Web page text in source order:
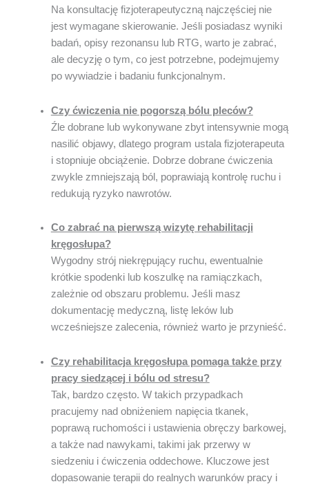
Na konsultację fizjoterapeutyczną najczęściej nie
jest wymagane skierowanie. Jeśli posiadasz wyniki
badań, opisy rezonansu lub RTG, warto je zabrać,
ale decyzję o tym, co jest potrzebne, podejmujemy
po wywiadzie i badaniu funkcjonalnym.
Czy ćwiczenia nie pogorszą bólu pleców?
Źle dobrane lub wykonywane zbyt intensywnie mogą
nasilić objawy, dlatego program ustala fizjoterapeuta
i stopniuje obciążenie. Dobrze dobrane ćwiczenia
zwykle zmniejszają ból, poprawiają kontrolę ruchu i
redukują ryzyko nawrotów.
Co zabrać na pierwszą wizytę rehabilitacji
kręgosłupa?
Wygodny strój niekrępujący ruchu, ewentualnie
krótkie spodenki lub koszulkę na ramiączkach,
zależnie od obszaru problemu. Jeśli masz
dokumentację medyczną, listę leków lub
wcześniejsze zalecenia, również warto je przynieść.
Czy rehabilitacja kręgosłupa pomaga także przy
pracy siedzącej i bólu od stresu?
Tak, bardzo często. W takich przypadkach
pracujemy nad obniżeniem napięcia tkanek,
poprawą ruchomości i ustawienia obręczy barkowej,
a także nad nawykami, takimi jak przerwy w
siedzeniu i ćwiczenia oddechowe. Kluczowe jest
dopasowanie terapii do realnych warunków pracy i